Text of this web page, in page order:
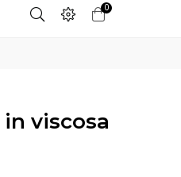
0
viscosa